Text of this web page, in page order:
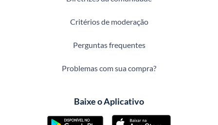
Critérios de moderação
Perguntas frequentes
Problemas com sua compra?
Baixe o Aplicativo